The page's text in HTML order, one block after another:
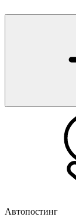
Автопостинг